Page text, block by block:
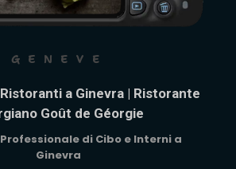
GENEVE
a Ginevra | Ristorante
Goût de Géorgie
di Cibo e Interni a
Ginevra